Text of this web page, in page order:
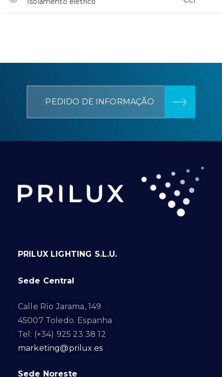
PEDIDO DE INFORMAÇÃO
PRILUX LIGHTING S.L.U.
Sede Central
Calle Río Jarama, 149
45007 Toledo. Espanha
Tel: (+34) 925 23 38 12
marketing@prilux.es
Sede Noreste